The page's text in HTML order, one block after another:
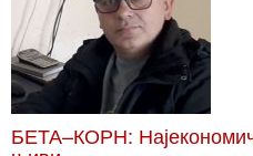
БЕТА–КОРН: